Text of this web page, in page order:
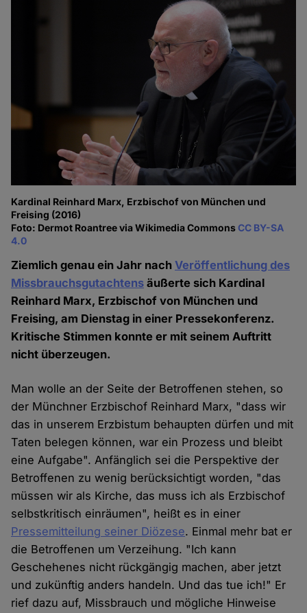
Kardinal Reinhard Marx, Erzbischof von München und
Freising (2016)
Foto: Dermot Roantree via Wikimedia CommonsCC BY-SA
4.0
Ziemlich genau ein Jahr nachVeröffentlichung des
Missbrauchsgutachtens äußerte sich Kardinal
Reinhard Marx, Erzbischof von München und
Freising, am Dienstag in einer Pressekonferenz.
Kritische Stimmen konnte er mit seinem Auftritt
nicht überzeugen.
Man wolle an der Seite der Betroffenen stehen, so
der Münchner Erzbischof Reinhard Marx, "dass wir
das in unserem Erzbistum behaupten dürfen und mit
Taten belegen können, war ein Prozess und bleibt
eine Aufgabe". Anfänglich sei die Perspektive der
Betroffenen zu wenig berücksichtigt worden, "das
müssen wir als Kirche, das muss ich als Erzbischof
selbstkritisch einräumen", heißt es in einer
Pressemitteilung seiner Diözese. Einmal mehr bat er
die Betroffenen um Verzeihung. "Ich kann
Geschehenes nicht rückgängig machen, aber jetzt
und zukünftig anders handeln. Und das tue ich!" Er
rief dazu auf, Missbrauch und mögliche Hinweise